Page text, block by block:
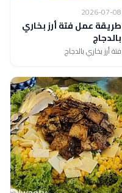
2026-07-08
طريقة عمل فتة أرز بخاري
بالدجاج
فتة أرز بخاري بالدجاج